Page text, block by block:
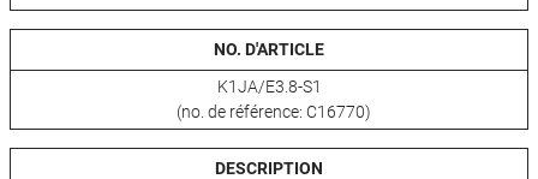
NO. D'ARTICLE
K1JA/E3.8-S1
(no. de référence: C16770)
DESCRIPTION